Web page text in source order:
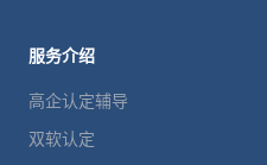
服务介绍
高企认定辅导
双软认定